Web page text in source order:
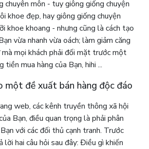
chuyên môn - tuy giông giống chuyện
khoe đẹp, hay giông giống chuyện
khoe khoang - nhưng cũng là cách tạo
vừa nhanh vừa oách; làm giảm căng
mọi khách phải đối mặt trước một
tiền mua hàng của Bạn, hihi ...
một đề xuất bán hàng độc đáo
web, các kênh truyền thông xã hội
Bạn, điều quan trọng là phải phân
với các đối thủ cạnh tranh. Trước
lời hai câu hỏi sau đây: Điều gì khiến